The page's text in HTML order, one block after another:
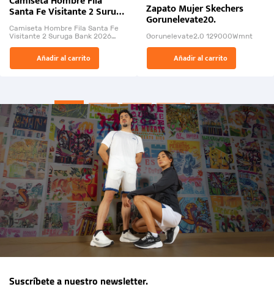
Santa Fe Visitante 2 Suruga
Bank 2026
Camiseta Hombre Fila Santa Fe
Visitante 2 Suruga Bank 2026
El Rugido del Sol Naciente:
“Primeros para la Et...
Añadir al carrito
Zapato Mujer Skechers
Gorunelevate20.
Gorunelevate2.0 129000Wmnt
Añadir al carrito
Suscríbete a nuestro newsletter.